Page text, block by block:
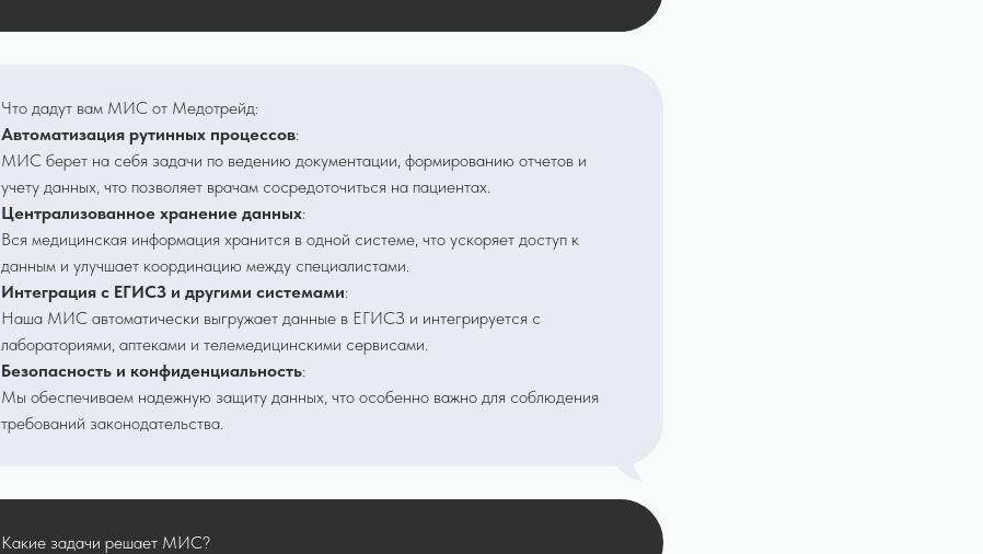
Что дадут вам МИС от Медотрейд:
Автоматизация рутинных процессов:
МИС берет на себя задачи по ведению документации, формированию отчетов и
учету данных, что позволяет врачам сосредоточиться на пациентах.
Централизованное хранение данных:
Вся медицинская информация хранится в одной системе, что ускоряет доступ к
данным и улучшает координацию между специалистами.
Интеграция с ЕГИСЗ и другими системами:
Наша МИС автоматически выгружает данные в ЕГИСЗ и интегрируется с
лабораториями, аптеками и телемедицинскими сервисами.
Безопасность и конфиденциальность:
Мы обеспечиваем надежную защиту данных, что особенно важно для соблюдения
требований законодательства.
Какие задачи решает МИС?